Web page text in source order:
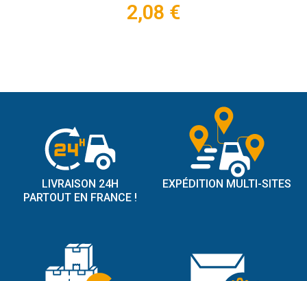
2,08 €
LIVRAISON 24H
PARTOUT EN FRANCE !
EXPÉDITION MULTI-SITES